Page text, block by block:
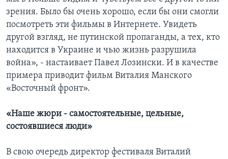
зрения. Было бы очень хорошо, если бы они смогли
посмотреть эти фильмы в Интернете. Увидеть
другой взгляд, не путинской пропаганды, а тех, кто
находится в Украине и чью жизнь разрушила
война», - настаивает Павел Лозински. И в качестве
примера приводит фильм Виталия Манского
«Восточный фронт».
«Наше жюри - самостоятельные, цельные,
состоявшиеся люди»
В свою очередь директор фестиваля Виталий